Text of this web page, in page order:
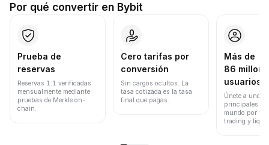
Por qué convertir en Bybit
Prueba de
reservas
Reservas 1:1 verificadas
mensualmente mediante
pruebas de Merkle on-
chain.
Cero tarifas por
conversión
Sin cargos ocultos. La
tasa cotizada es la tasa
final que pagas.
Más de
86
usuarios
Únete a uno
principales
mundo por
trading y